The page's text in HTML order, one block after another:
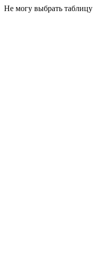
Не могу выбрать таблицу